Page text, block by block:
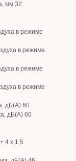
мм 32
в режиме
в режиме
в режиме
в режиме
дБ(А) 60
дБ(А) 60
4 x 1,5